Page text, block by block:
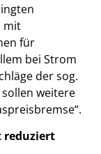
mit
für
bei Strom
der sog.
weitere
reduziert